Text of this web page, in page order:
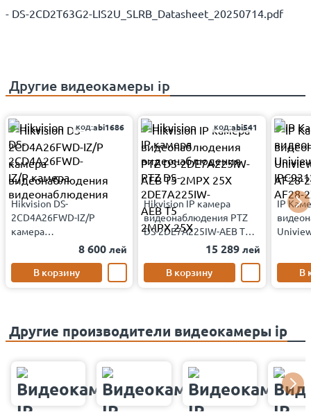
- DS-2CD2T63G2-LIS2U_SLRB_Datasheet_20250714.pdf
Другие видеокамеры ip
код:abi1686
Hikvision DS-
2CD4A26FWD-IZ/P
камера
видеонаблюдения
8 600лей
В корзину
код:abi541
Hikvision IP камера
видеонаблюдения PTZ
DS-2DE7A225IW-AEB T5
15 289 лей
В корзину
IP
В
Другие производители видеокамеры ip